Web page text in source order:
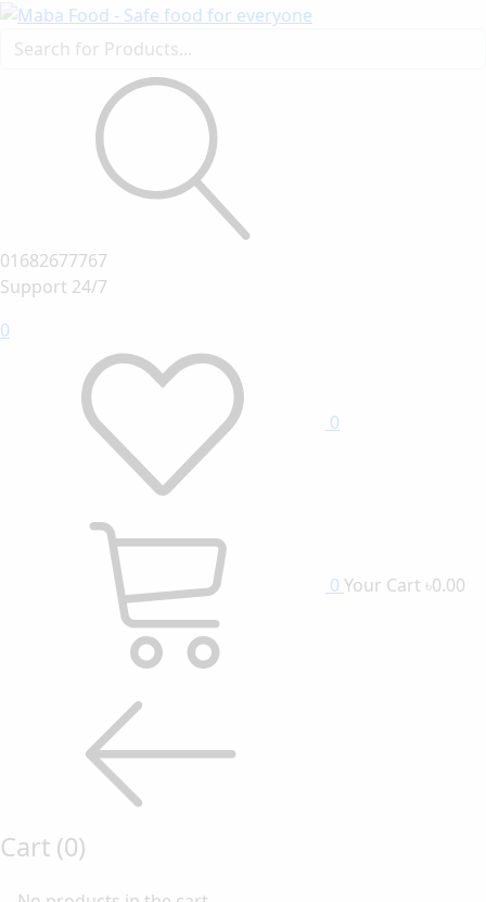
01682677767
Support 24/7
0
0
0 Your Cart ৳0.00
Cart (0)